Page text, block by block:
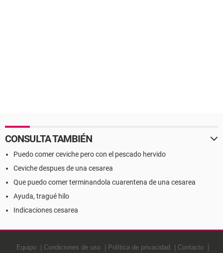
CONSULTA TAMBIÉN
Puedo comer ceviche pero con el pescado hervido
Ceviche despues de una cesarea
Que puedo comer terminandola cuarentena de una cesarea
Ayuda, tragué hilo
Indicaciones cesarea
Equipo Condiciones de uso Política de privacidad Contacto